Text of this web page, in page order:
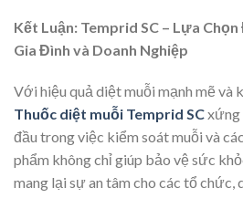
Kết Luận: Temprid SC – Lựa
Gia Đình và Doanh Nghiệp
Với hiệu quả diệt muỗi mạnh mẽ và
Thuốc diệt muỗi Temprid SCxứng
đầu trong việc kiểm soát muỗi và
phẩm không chỉ giúp bảo vệ sức
mang lại sự an tâm cho các tổ chức,